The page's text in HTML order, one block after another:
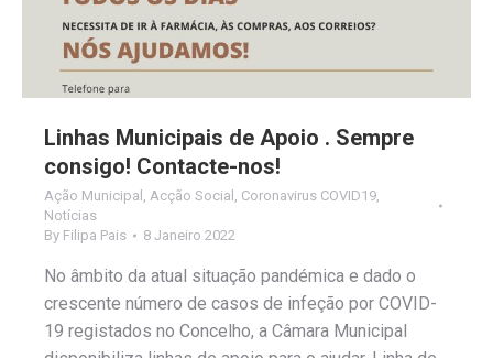
Linhas Municipais de Apoio . Sempre
consigo! Contacte-nos!
Ação Municipal , Acção Social , Coronavirus COVID19,
Notícias
By Filipa Pais 8 Janeiro 2022
No âmbito da atual situação pandémica e dado o
crescente número de casos de infeção por COVID-
19 registados no Concelho, a Câmara Municipal